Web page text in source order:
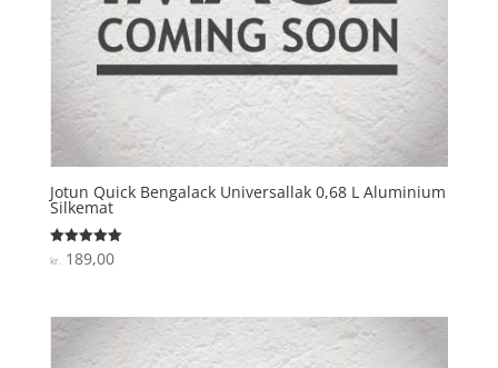
Jotun Quick Bengalack Universallak 0,68 L Aluminium
Silkemat
Vurderet
5
kr. 189,00